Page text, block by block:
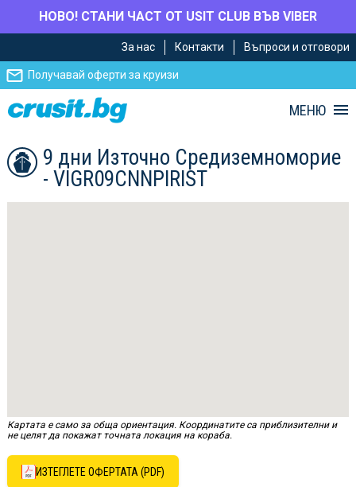
НОВО! СТАНИ ЧАСТ ОТ USIT CLUB ВЪВ VIBER
главното
съдържание
Навигацията
За нас Контакти Въпроси и отговори
Получавай оферти за круизи
МЕНЮ
9 дни Източно Средиземноморие
- VIGR09CNNPIRIST
Картата е само за обща ориентация. Координатите са приблизителни и
не целят да покажат точната локация на кораба.
ИЗТЕГЛЕТЕ ОФЕРТАТА (PDF)